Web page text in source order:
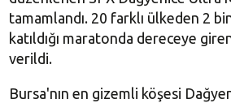
tamamlandı. 20 farklı ülkeden 2
katıldığı maratonda dereceye
verildi.
Bursa'nın en gizemli köşesi